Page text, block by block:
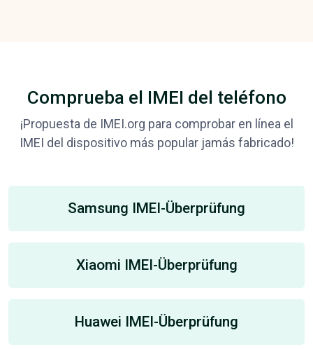
Comprueba el IMEI del teléfono
¡Propuesta de IMEI.org para comprobar en línea el
IMEI del dispositivo más popular jamás fabricado!
Samsung IMEI-Überprüfung
Xiaomi IMEI-Überprüfung
Huawei IMEI-Überprüfung